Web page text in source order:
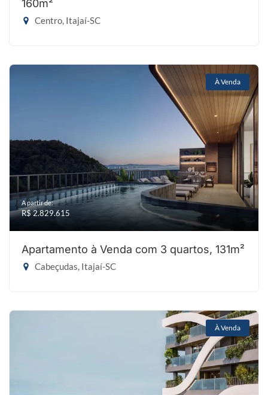
160m²
Centro, Itajaí-SC
À Venda
A partir de:
R$ 2.829.615
Apartamento à Venda com 3 quartos, 131m²
Cabeçudas, Itajaí-SC
À Venda